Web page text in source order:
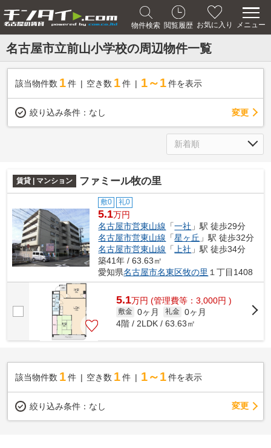
物件検索 閲覧履歴 お気に入り メニュー
名古屋市立前山小学校の周辺物件一覧
該当物件数 1件 空き数 1 件 1～1 件を表示
絞り込み条件： なし 変更
賃貸 | マンション ファミール牧の里
敷0 礼0
5.1万円
名古屋市営東山線 「一社 」駅 徒歩29分
名古屋市営東山線 「星ヶ丘 」駅 徒歩32分
名古屋市営東山線 「上社 」駅 徒歩34分
築41年 / 63.63㎡
愛知県名古屋市名東区牧の里 １丁目1408
5.1万円 (管理費等：3,000円 )
敷金 0ヶ月 礼金 0ヶ月
4階 / 2LDK / 63.63㎡
該当物件数 1件 空き数 1 件 1～1 件を表示
絞り込み条件： なし 変更